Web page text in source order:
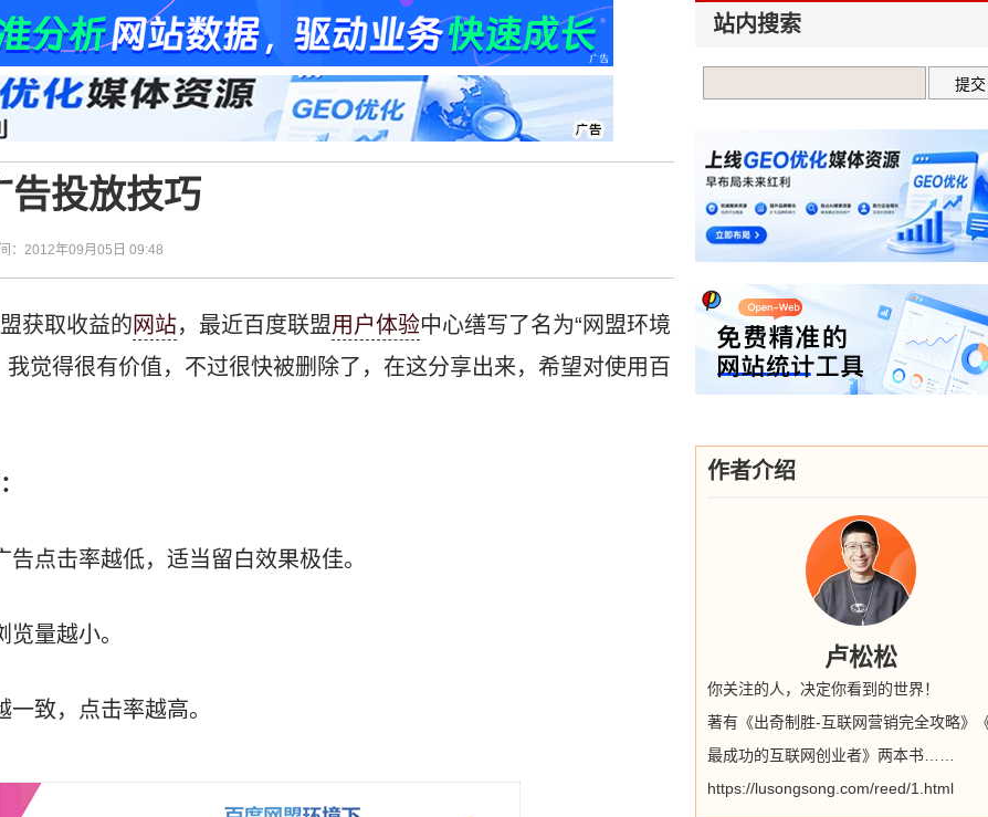
告投放技巧
间：2012年09月05日 09:48
获取收益的网站，最近百度联盟用户体验中心缮写了名为“网盟环境
我觉得很有价值，不过很快被删除了，在这分享出来，希望对使用百
点击率越低，适当留白效果极佳。
量越小。
致，点击率越高。
站内搜索
作者介绍
卢松松
你关注的人，决定你看到的世界！
著有《出奇制胜-互联网营销完全攻略》
最成功的互联网创业者》两本书……
https://lusongsong.com/reed/1.html